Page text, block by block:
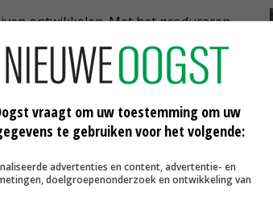
ontwikkelen. Met het produceren
markt. Wanneer het invullen van de
zonder mestoverschot, gaan de
verloren.
van belang is voor de verdere
FrieslandCampina en de hele
bijdraagt aan behoud van
vraagt om uw toestemming om uw
te gebruiken voor het volgende:
advertenties en content, advertentie- en
doelgroepenonderzoek en ontwikkeling van